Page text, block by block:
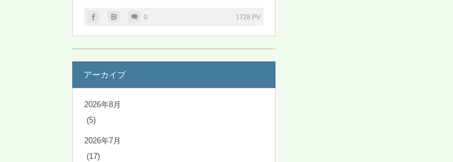
0 1728 PV
アーカイブ
2026年8月
(5)
2026年7月
(17)